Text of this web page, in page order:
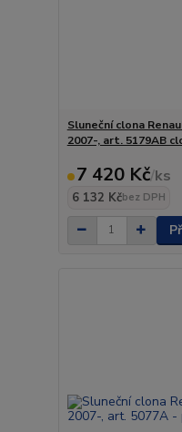
Sluneční clona
2007-, art. 5179AB
7 420 Kč/ks
6 132 Kčbez DPH